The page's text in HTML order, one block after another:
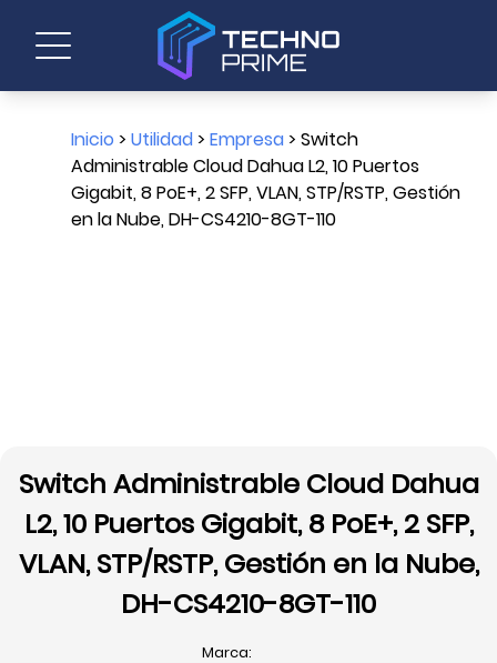
Inicio > Utilidad> Empresa> Switch
Administrable Cloud Dahua L2, 10 Puertos
Gigabit, 8 PoE+, 2 SFP, VLAN, STP/RSTP, Gestión
en la Nube, DH-CS4210-8GT-110
Switch Administrable Cloud Dahua
L2, 10 Puertos Gigabit, 8 PoE+, 2 SFP,
VLAN, STP/RSTP, Gestión en la Nube,
DH-CS4210-8GT-110
Marca: